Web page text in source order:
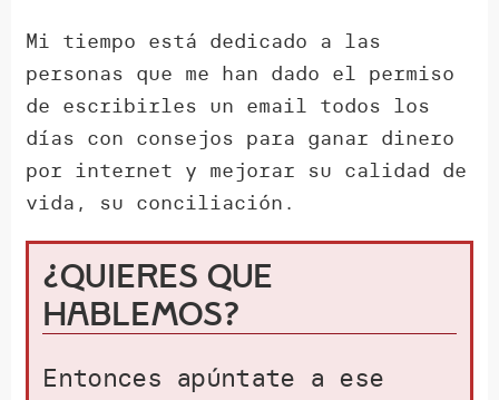
Mi tiempo está dedicado a las
personas que me han dado el permiso
de escribirles un email todos los
días con consejos para ganar dinero
por internet y mejorar su calidad de
vida, su conciliación.
¿Quieres que
hablemos?
Entonces apúntate a ese